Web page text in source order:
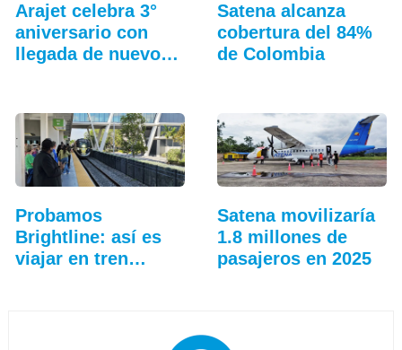
Arajet celebra 3°
aniversario con
llegada de nuevo
Satena alcanza
cobertura del 84%
de Colombia
Probamos
Brightline: así es
viajar en tren
Satena movilizaría
1.8 millones de
pasajeros en 2025